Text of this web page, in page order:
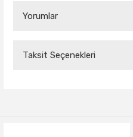
Yorumlar
Taksit Seçenekleri